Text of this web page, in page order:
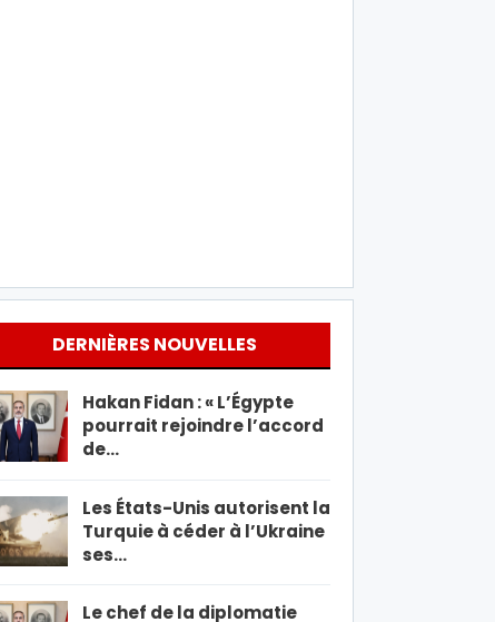
DERNIÈRES NOUVELLES
Hakan Fidan : « L’Égypte
pourrait rejoindre l’accord
de…
Les États-Unis autorisent la
Turquie à céder à l’Ukraine
ses…
Le chef de la diplomatie